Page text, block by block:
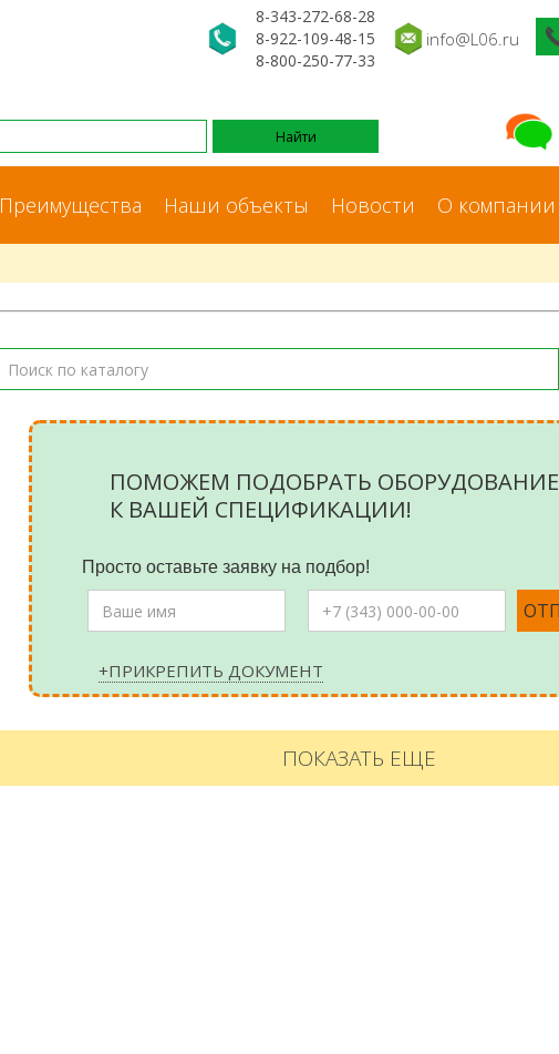
8-343-272-68-28
8-922-109-48-15
8-800-250-77-33
info@L06.ru
Преимущества Наши объекты Новости О компании
ПОМОЖЕМ ПОДОБРАТЬ ОБОРУДОВАНИЕ
К ВАШЕЙ СПЕЦИФИКАЦИИ!
Просто оставьте заявку на подбор!
+ПРИКРЕПИТЬ ДОКУМЕНТ
ПОКАЗАТЬ ЕЩЕ